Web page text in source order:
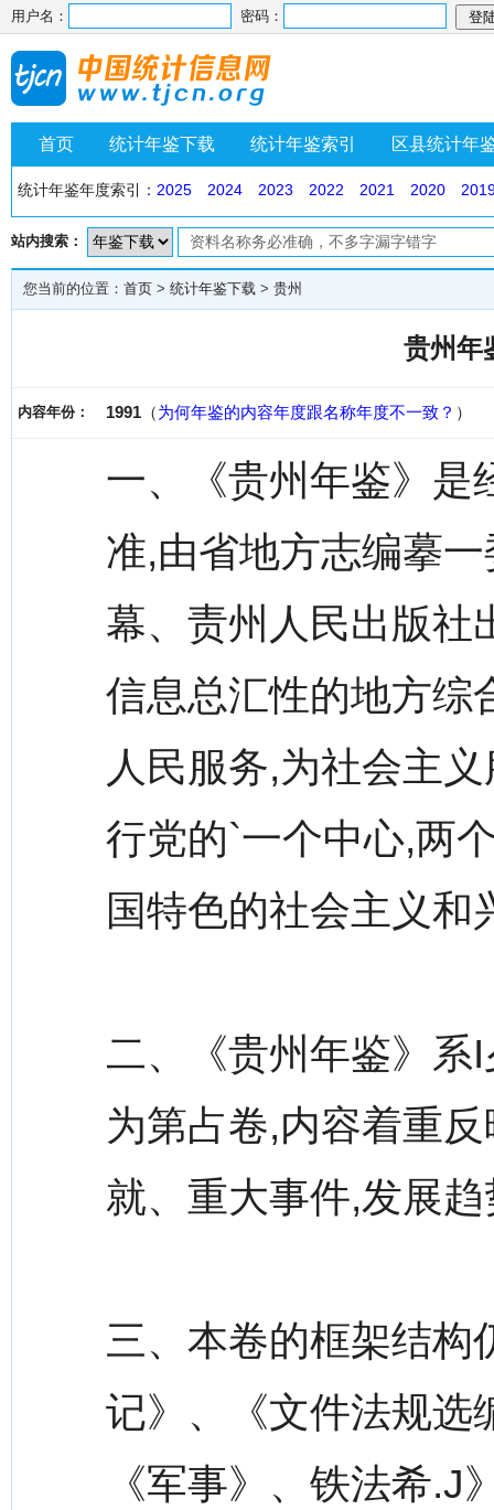
用户名： 密码：
首页 统计年鉴下载 统计年鉴索引 区县统计年
统计年鉴年度索引： 2025 2024 2023 2022 2021 2020
站内搜索：
您当前的位置： 首页 > 统计年鉴下载 > 贵州
贵州年
内容年份： 1991 （为何年鉴的内容年度跟名称年度不一致？ ）
一、《贵州年鉴》是
准,由省地方志编摹
幕、责州人民出版社
信息总汇性的地方综
人民服务,为社会主
行党的`一个中心,两
国特色的社会主义和
二、《贵州年鉴》系
为第占卷,内容着重
就、重大事件,发展
三、本卷的框架结构
记》、《文件法规选
《军事》、铁法希